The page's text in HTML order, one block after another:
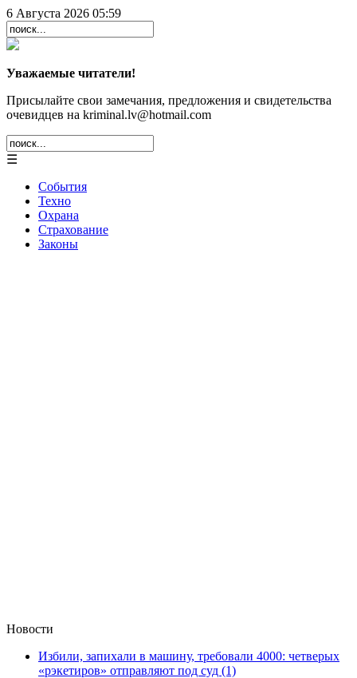
6 Августа 2026 05:59
Уважаемые читатели!
Присылайте свои замечания, предложения и свидетельства
очевидцев на kriminal.lv@hotmail.com
☰
События
Техно
Охрана
Страхование
Законы
Новости
Избили, запихали в машину, требовали 4000: четверых
«рэкетиров» отправляют под суд (1)